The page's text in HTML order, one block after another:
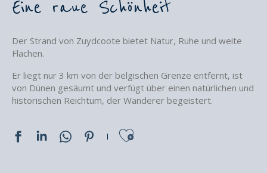
Eine raue Schönheit
Der Strand von Zuydcoote bietet Natur, Ruhe und weite
Flächen.
Er liegt nur 3 km von der belgischen Grenze entfernt, ist
von Dünen gesäumt und verfügt über einen natürlichen und
historischen Reichtum, der Wanderer begeistert.
Ajouter aux favoris